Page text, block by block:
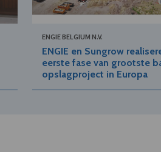
ENGIE BELGIUM N.V.
ENGIE en Sungrow
eerste fase van grootste
opslagproject in Europa